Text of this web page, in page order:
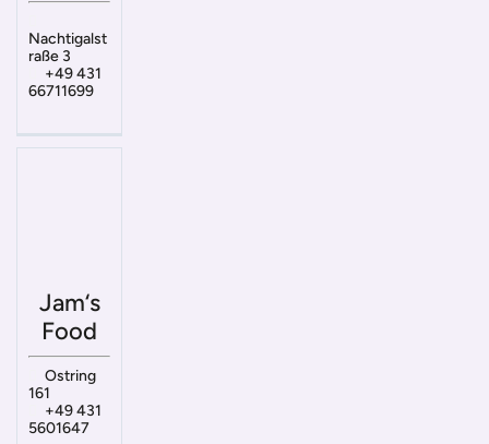
Nachtigalst
raße 3
+49 431
66711699
Jam‘s
Food
Ostring
161
+49 431
5601647